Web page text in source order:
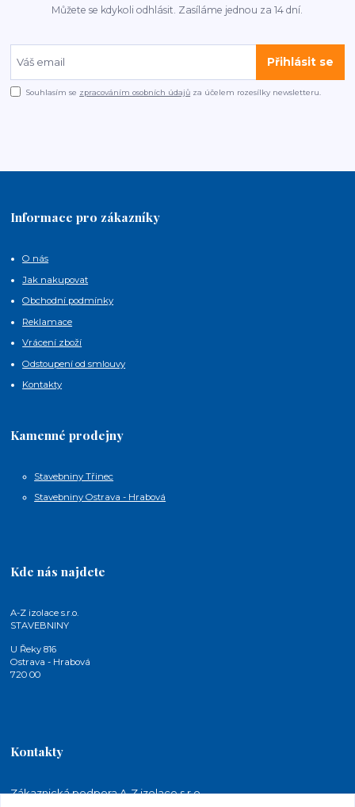
Můžete se kdykoli odhlásit. Zasíláme jednou za 14 dní.
Přihlásit se
Souhlasím se zpracováním osobních údajů za účelem rozesílky newsletteru.
Informace pro zákazníky
O nás
Jak nakupovat
Obchodní podmínky
Reklamace
Vrácení zboží
Odstoupení od smlouvy
Kontakty
Kamenné prodejny
Stavebniny Třinec
Stavebniny Ostrava - Hrabová
Kde nás najdete
A-Z izolace s.r.o.
STAVEBNINY
U Řeky 816
Ostrava - Hrabová
720 00
Kontakty
Zákaznická podpora A-Z izolace s.r.o.